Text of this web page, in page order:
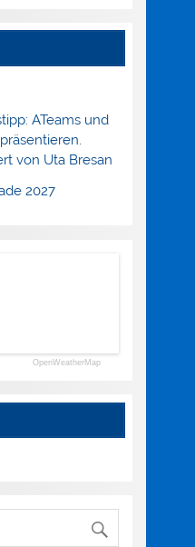
ATeams und
von Uta Bresan
2027
OpenWeatherMap